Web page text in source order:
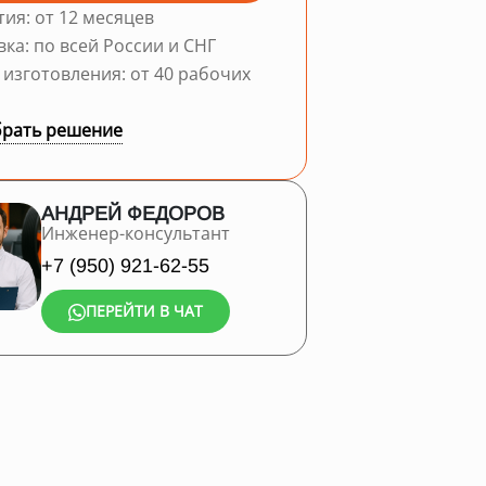
от 12 месяцев
по всей России и СНГ
от 40 рабочих
решение
АНДРЕЙ ФЕДОРОВ
Инженер-консультант
+7 (950) 921-62-55
ПЕРЕЙТИ В ЧАТ